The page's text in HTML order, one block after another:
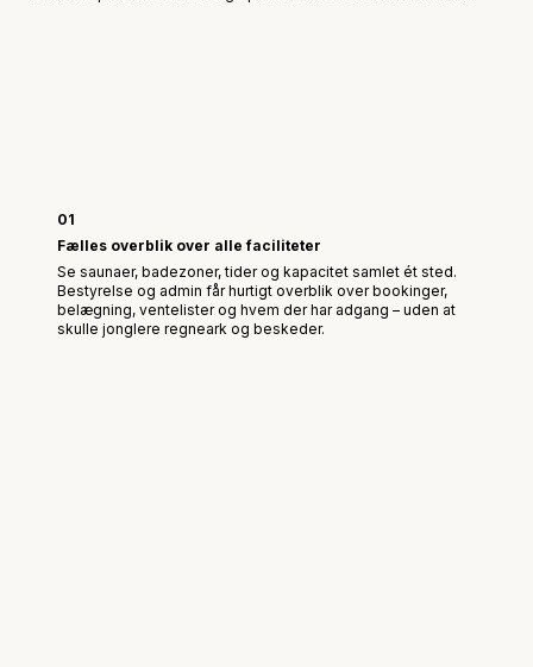
01
Fælles overblik over alle faciliteter
Se saunaer, badezoner, tider og kapacitet samlet ét sted.
Bestyrelse og admin får hurtigt overblik over bookinger,
belægning, ventelister og hvem der har adgang – uden at
skulle jonglere regneark og beskeder.